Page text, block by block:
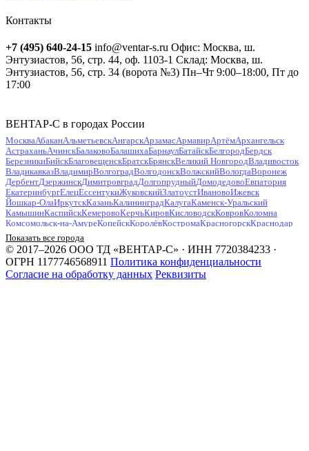
Контакты
+7 (495) 640-24-15 info@ventar-s.ru Офис: Москва, ш.
Энтузиастов, 56, стр. 44, оф. 1103-1 Склад: Москва, ш.
Энтузиастов, 56, стр. 34 (ворота №3) Пн–Чт 9:00–18:00, Пт до
17:00
ВЕНТАР-С в городах России
МоскваАбаканАльметьевскАнгарскАрзамасАрмавирАртёмАрхангельск
АстраханьАчинскБалаковоБалашихаБарнаулБатайскБелгородБердск
БерезникиБийскБлаговещенскБратскБрянскВеликий НовгородВладивосток
ВладикавказВладимирВолгоградВолгодонскВолжскийВологдаВоронеж
ДербентДзержинскДимитровградДолгопрудныйДомодедовоЕвпатория
ЕкатеринбургЕлецЕссентукиЖуковскийЗлатоустИвановоИжевск
Йошкар-ОлаИркутскКазаньКалининградКалугаКаменск-Уральский
КамышинКаспийскКемеровоКерчьКировКисловодскКовровКоломна
Комсомольск-на-АмуреКопейскКоролёвКостромаКрасногорскКраснодар
Красноярск
МахачкалаМиассМурманск МуромМытищи Набережные ЧелныНальчик
Находка
Невинномысск Нефтекамск НефтеюганскНижневартовскНижнекамск
Нижний НовгородНижний ТагилНовокузнецкНовокуйбышевск
НовомосковскНовороссийск НовосибирскНовочебоксарск
Показать все города
© 2017–2026 ООО ТД «ВЕНТАР-С» · ИНН 7720384233 ·
ОГРН 1177746568911 Политика конфиденциальности
Согласие на обработку данных Реквизиты